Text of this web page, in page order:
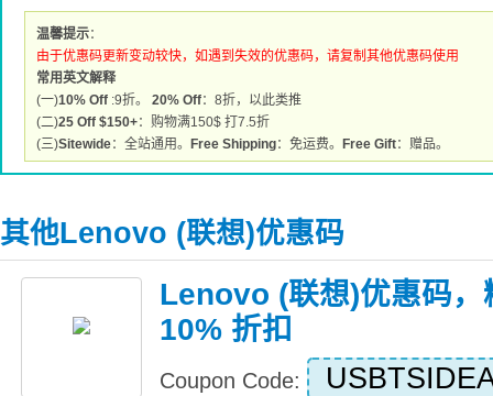
温馨提示：
由于优惠码更新变动较快，如遇到失效的优惠码，请复制其他优惠码使用
常用英文解释
(一)10% Off :9折。 20% Off：8折，以此类推
(二)25 Off $150+：购物满150$ 打7.5折
(三)Sitewide：全站通用。 Free Shipping：免运费。 Free Gift：赠品。
其他Lenovo (联想)优惠码
Lenovo (联想)优惠码，
10% 折扣
Coupon Code: